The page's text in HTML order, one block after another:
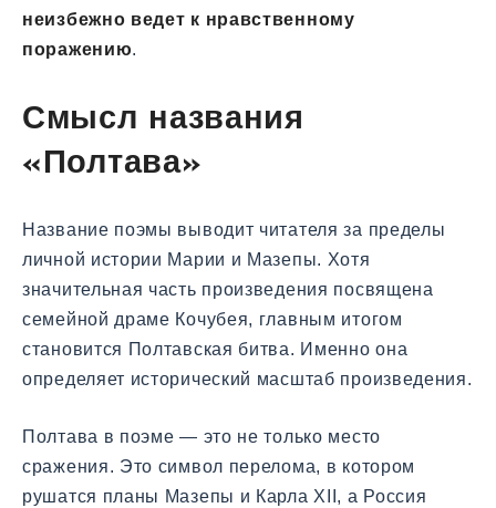
неизбежно ведет к нравственному
поражению.
Смысл названия
«Полтава»
Название поэмы выводит читателя за пределы
личной истории Марии и Мазепы. Хотя
значительная часть произведения посвящена
семейной драме Кочубея, главным итогом
становится Полтавская битва. Именно она
определяет исторический масштаб произведения.
Полтава в поэме — это не только место
сражения. Это символ перелома, в котором
рушатся планы Мазепы и Карла XII, а Россия